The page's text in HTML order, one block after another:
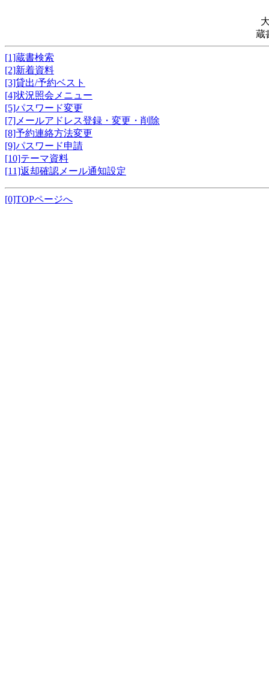
蔵
[1]蔵書検索
[2]新着資料
[3]貸出/予約ベスト
[4]状況照会メニュー
[5]パスワード変更
[7]メールアドレス登録・変更・削除
[8]予約連絡方法変更
[9]パスワード申請
[10]テーマ資料
[11]返却確認メール通知設定
[0]TOPページへ